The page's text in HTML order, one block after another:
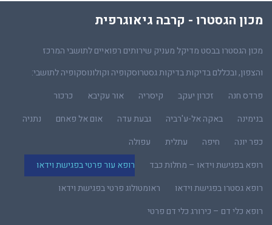
מכון הגסטרו - קרבה גיאוגרפית
מכון הגסטרו בבסט מדיקל מעניק שירותים רפואיים לתושבי המרכז
והצפון, ובכללם בדיקות בדיקות גסטרוסקופיה וקולונוסקופיה לתושבי:
פרדס חנה
זכרון יעקב קיסריה אור עקיבא
כרכור
בנימינה
באקה אל-ע'רביה גבעת עדה אום אל פאחם
נתניה
כפר יונה
חיפה עתלית
עפולה
רופא בפגישת וידאו – מחלות כבד
רופא עור פרטי בפגישת וידאו
רופא גסטרו בפגישת וידאו
ראומטולוג פרטי בפגישת וידאו
רופא כלי דם – כירורג כלי דם פרטי